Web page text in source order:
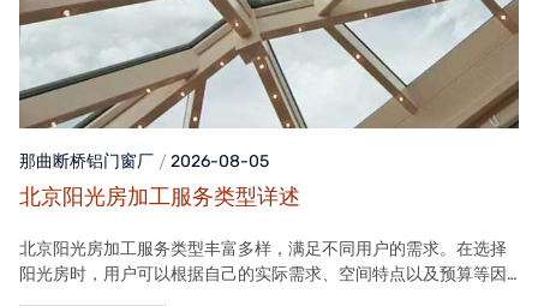
那曲断桥铝门窗厂 2026-08-05
北京阳光房加工服务类型详述
北京阳光房加工服务类型丰富多样，满足不同用户的需求。在选择
阳光房时，用户可以根据自己的实际需求、空间特点以及预算等因